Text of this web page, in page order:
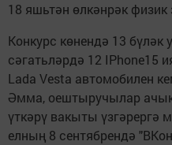
18 яшьтән өлкәнрәк
Конкурс көнендә 13
сәгатьләрдә 12 IPhone15
Lada Vesta автомобилен
Әмма, оештыручылар
үткәрү вакыты үзгәрергә
елның 8 сентябрендә